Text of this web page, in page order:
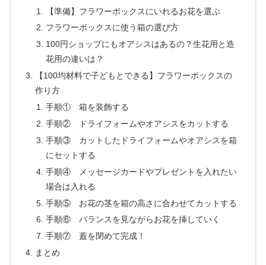
【準備】フラワーボックスにいれるお花を選ぶ
フラワーボックスに使う箱の選び方
100円ショップにもオアシスはあるの？生花用と造
花用の違いは？
【100均材料で子どもとできる】フラワーボックスの
作り方
手順① 箱を装飾する
手順② ドライフォームやオアシスをカットする
手順③ カットしたドライフォームやオアシスを箱
にセットする
手順④ メッセージカードやプレゼントを入れたい
場合は入れる
手順⑤ お花の茎を箱の高さに合わせてカットする
手順⑥ バランスを見ながらお花を挿していく
手順⑦ 蓋を閉めて完成！
まとめ